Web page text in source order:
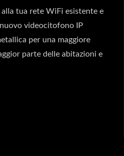
tua rete WiFi esistente e
videocitofono IP
per una maggiore
parte delle abitazioni e